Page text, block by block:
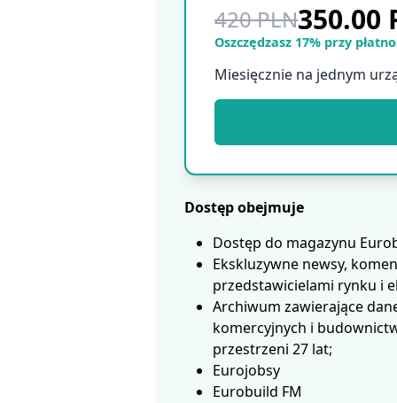
420 PLN350.00
Oszczędzasz 17% przy
Miesięcznie na jednym
Dostęp obejmuje
Dostęp do magazynu
Ekskluzywne newsy,
przedstawicielami rynku i
Archiwum zawierające
komercyjnych i
przestrzeni 27 lat;
Eurojobsy
Eurobuild FM